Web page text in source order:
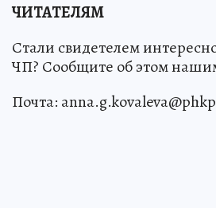
ЧИТАТЕЛЯМ
Стали свидетелем
ЧП? Сообщите об этом
Почта: